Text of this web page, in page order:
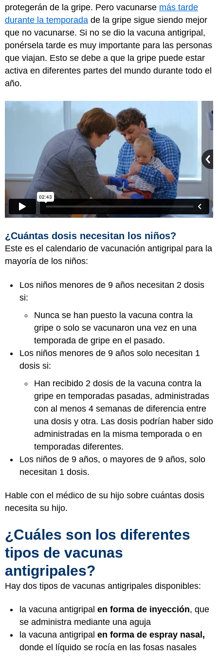
protegerán de la gripe. Pero vacunarse más tarde
durante la temporada de la gripe sigue siendo mejor
que no vacunarse. Si no se dio la vacuna antigripal,
ponérsela tarde es muy importante para las personas
que viajan. Esto se debe a que la gripe puede estar
activa en diferentes partes del mundo durante todo el
año.
¿Cuántas dosis necesitan los niños?
Este es el calendario de vacunación antigripal para la
mayoría de los niños:
Los niños menores de 9 años necesitan 2 dosis
si:
Nunca se han puesto la vacuna contra la
gripe o solo se vacunaron una vez en una
temporada de gripe en el pasado.
Los niños menores de 9 años solo necesitan 1
dosis si:
Han recibido 2 dosis de la vacuna contra la
gripe en temporadas pasadas, administradas
con al menos 4 semanas de diferencia entre
una dosis y otra. Las dosis podrían haber sido
administradas en la misma temporada o en
temporadas diferentes.
Los niños de 9 años, o mayores de 9 años, solo
necesitan 1 dosis.
Hable con el médico de su hijo sobre cuántas dosis
necesita su hijo.
¿Cuáles son los diferentes
tipos de vacunas
antigripales?
Hay dos tipos de vacunas antigripales disponibles:
la vacuna antigripal en forma de inyección, que
se administra mediante una aguja
la vacuna antigripal en forma de espray nasal,
donde el líquido se rocía en las fosas nasales